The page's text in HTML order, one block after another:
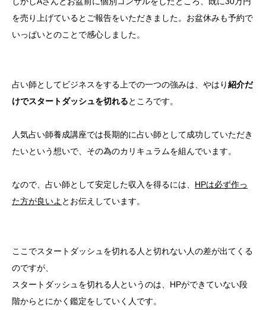
を売り上げているとご報告をいただきました。お盆休みも予約で
いっぱいとのことで感心しました。
占い師としてビジネスをする上での一つの強みは、やはり紹介だ
けでスタートダッシュを切れるところです。
人気占い師養成講座では長期的に占い師として成功していただき
たいという想いで、その為のカリキュラムを組んでいます。
なので、占い師として安定した収入を得るには、 HPは必ず作っ
た方が良いよ とお伝えしています。
ここでスタートダッシュを切れる人と切れない人の差が出てくる
のですが、
スタートダッシュを切れる人というのは、HPができていない段
階からとにかく鑑定をしていく人です。